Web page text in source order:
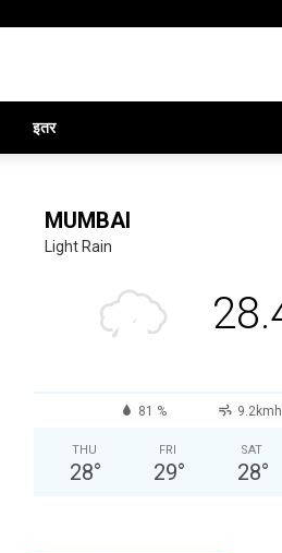
इतर
MUMBAI
Light Rain
81 % 9.2kmh
THU
28°
FRI
29°
SAT
28°